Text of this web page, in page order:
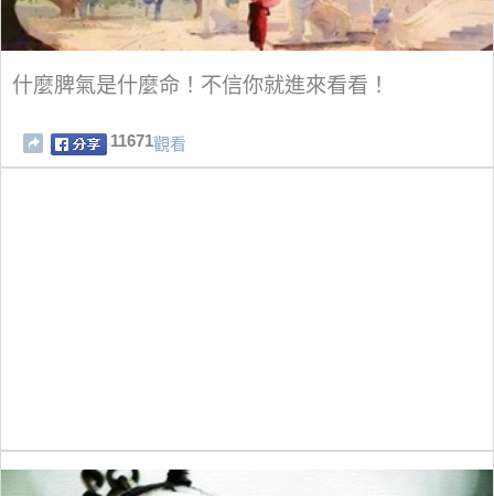
什麼脾氣是什麼命！不信你就進來看看！
11671觀看